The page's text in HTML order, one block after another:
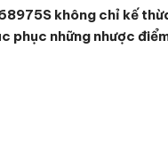
không chỉ kế
phục những nhược